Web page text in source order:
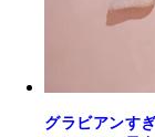
グラビアンす